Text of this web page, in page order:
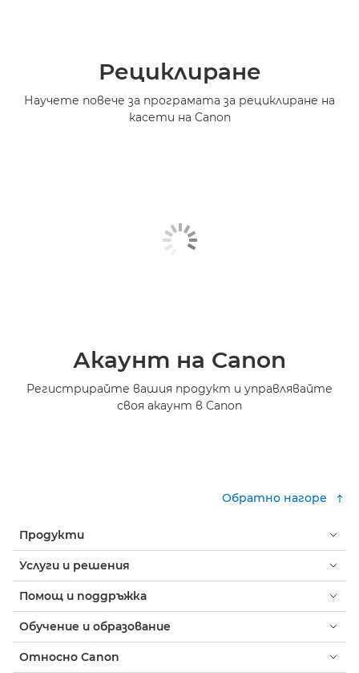
Рециклиране
Научете повече за програмата за рециклиране на
касети на Canon
Акаунт на Canon
Регистрирайте вашия продукт и управлявайте
своя акаунт в Canon
Обратно нагоре
Продукти
Услуги и решения
Помощ и поддръжка
Обучение и образование
Относно Canon